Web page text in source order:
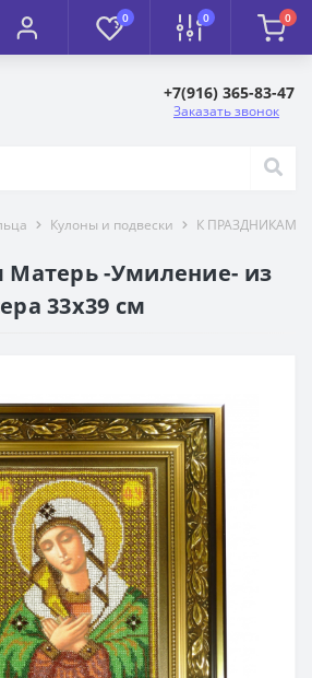
0 0 0
+7(916) 365-83-47
Заказать звонок
Кулоны и подвески К ПРАЗДНИКАМ
Матерь -Умиление- из
33х39 см